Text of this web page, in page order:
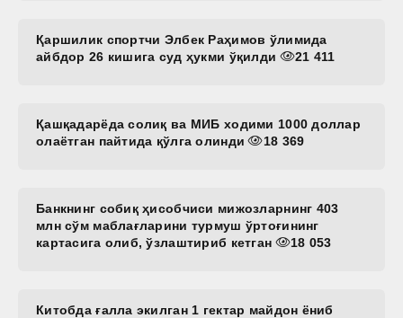
Қаршилик спортчи Элбек Раҳимов ўлимида
айбдор 26 кишига суд ҳукми ўқилди
21 411
Қашқадарёда солиқ ва МИБ ходими 1000 доллар
олаётган пайтида қўлга олинди
18 369
Банкнинг собиқ ҳисобчиси мижозларнинг 403
млн сўм маблағларини турмуш ўртоғининг
картасига олиб, ўзлаштириб кетган
18 053
Китобда ғалла экилган 1 гектар майдон ёниб